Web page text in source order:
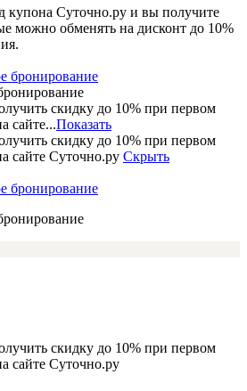
купона Суточно.ру и вы получите
можно обменять на дисконт до 10%
скидку до 10% при первом
сайте...Показать
скидку до 10% при первом
сайте Суточно.ру Скрыть
скидку до 10% при первом
сайте Суточно.ру